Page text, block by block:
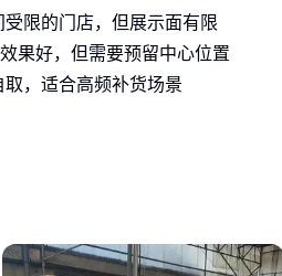
限的门店，但展示面有限
果好，但需要预留中心位置
，适合高频补货场景
营模式。
的参数——劣质甜品柜会出现靠近